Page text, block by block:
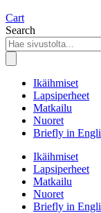
Cart
Search
Ikäihmiset
Lapsiperheet
Matkailu
Nuoret
Briefly in
Ikäihmiset
Lapsiperheet
Matkailu
Nuoret
Briefly in